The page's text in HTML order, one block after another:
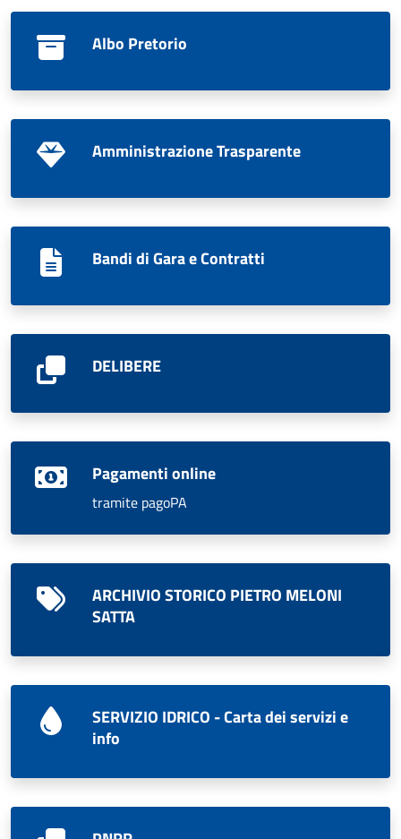
Albo Pretorio
Amministrazione Trasparente
Bandi di Gara e Contratti
DELIBERE
Pagamenti online
tramite pagoPA
ARCHIVIO STORICO PIETRO MELONI
SATTA
SERVIZIO IDRICO - Carta dei servizi e
info